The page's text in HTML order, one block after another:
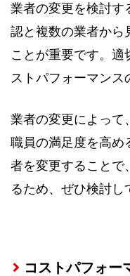
業者の変更を検討す
認と複数の業者から
ことが重要です。適
ストパフォーマンス
業者の変更によって
職員の満足度を高め
者を変更することで
るため、ぜひ検討し
コストパフォー